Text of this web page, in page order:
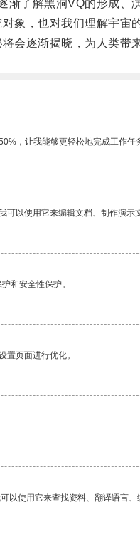
了解黑洞VQ的形成、演
，也对我们理解宇宙的
逐渐揭晓，为人类带来
，让我能够更轻松地完成工作任
以使用它来编辑文档、制作演示
和安全性保护。
置页面进行优化。
以使用它来查找资料、翻译语言、